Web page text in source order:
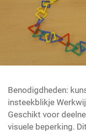
Benodigdheden:
insteekblikje
Geschikt voor
visuele beperking.